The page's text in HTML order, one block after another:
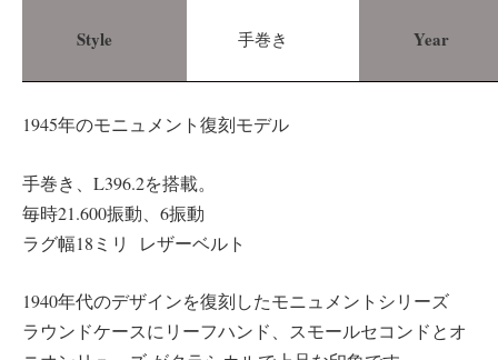
Style 手巻き Year
1945年のモニュメント復刻モデル
手巻き、L396.2を搭載。
毎時21.600振動、6振動
ラグ幅18ミリ レザーベルト
1940年代のデザインを復刻したモニュメントシリーズ
ラウンドケースにリーフハンド、スモールセコンドとオ